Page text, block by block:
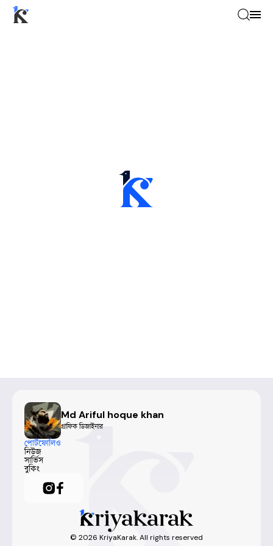
Md Ariful hoque khan
গ্রাফিক ডিজাইনার
পোর্টফোলিও
নিউজ
সার্ভিস
বুকিং
© 2026 KriyaKarak. All rights reserved